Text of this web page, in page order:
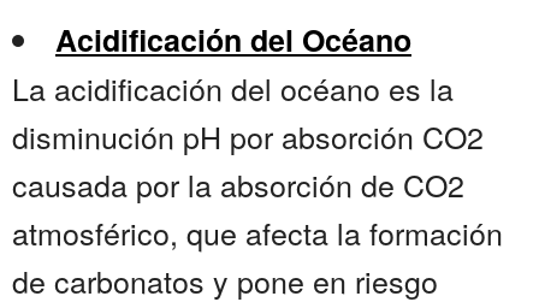
Acidificación del Océano
La acidificación del océano es la
disminución pH por absorción CO2
causada por la absorción de CO2
atmosférico, que afecta la formación
de carbonatos y pone en riesgo